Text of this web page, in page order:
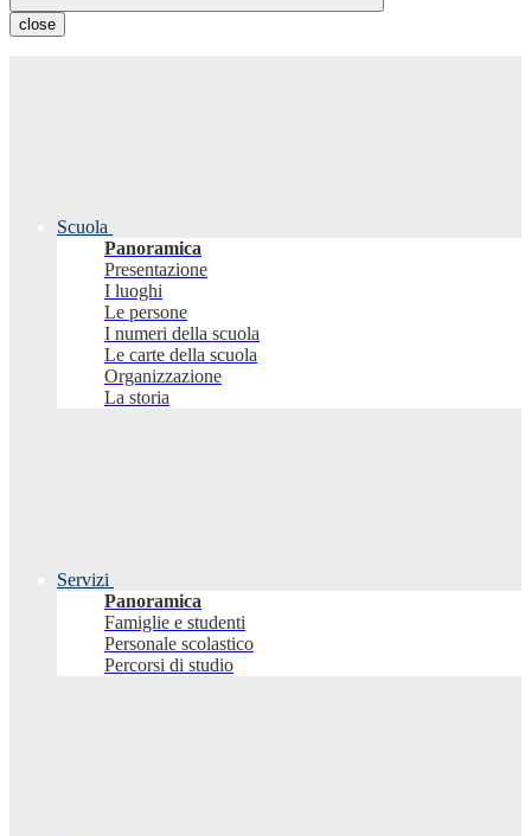
close
Scuola
Panoramica
Presentazione
I luoghi
Le persone
I numeri della scuola
Le carte della scuola
Organizzazione
La storia
Servizi
Panoramica
Famiglie e studenti
Personale scolastico
Percorsi di studio